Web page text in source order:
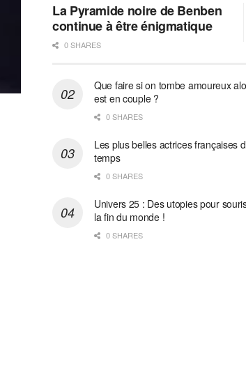
La Pyramide noire de Benben
continue à être énigmatique
0 SHARES
Que faire si on tombe amoureux
est en couple ?
0 SHARES
Les plus belles actrices françaises
temps
0 SHARES
Univers 25 : Des utopies pour
la fin du monde !
0 SHARES